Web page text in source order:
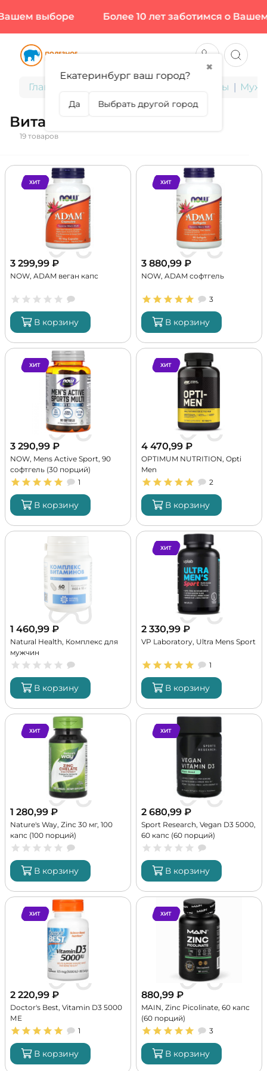
выборе Более 10 лет заботимся о Вашем
Главная БАДы для здоровья и красоты
Витамины и минералы
19 товаров
ХИТ
3 299,99 ₽
NOW, ADAM веган капс
В корзину
ХИТ
3 880,99 ₽
NOW, ADAM софтгель
3
В корзину
ХИТ
3 290,99 ₽
NOW, Mens Active Sport, 90
софтгель (30 порций)
1
В корзину
ХИТ
4 470,99 ₽
OPTIMUM NUTRITION, Opti
Men
2
В корзину
1 460,99 ₽
Natural Health, Комплекс для
мужчин
В корзину
ХИТ
2 330,99 ₽
VP Laboratory, Ultra Mens Sport
1
В корзину
ХИТ
1 280,99 ₽
Nature's Way, Zinc 30 мг, 100
капс (100 порций)
В корзину
ХИТ
2 680,99 ₽
Sport Research, Vegan D3 5000,
60 капс (60 порций)
В корзину
ХИТ
2 220,99 ₽
Doctor's Best, Vitamin D3 5000
МЕ
1
В корзину
ХИТ
880,99 ₽
MAIN, Zinc Picolinate, 60 капс
(60 порций)
3
В корзину
✖
Екатеринбург ваш город?
Да Выбрать другой город